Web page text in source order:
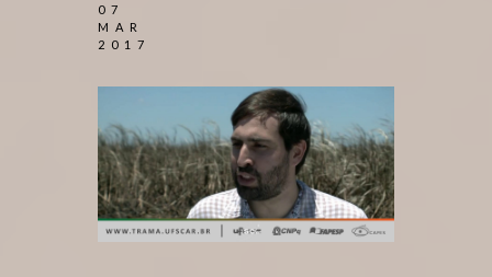
07
MAR
2017